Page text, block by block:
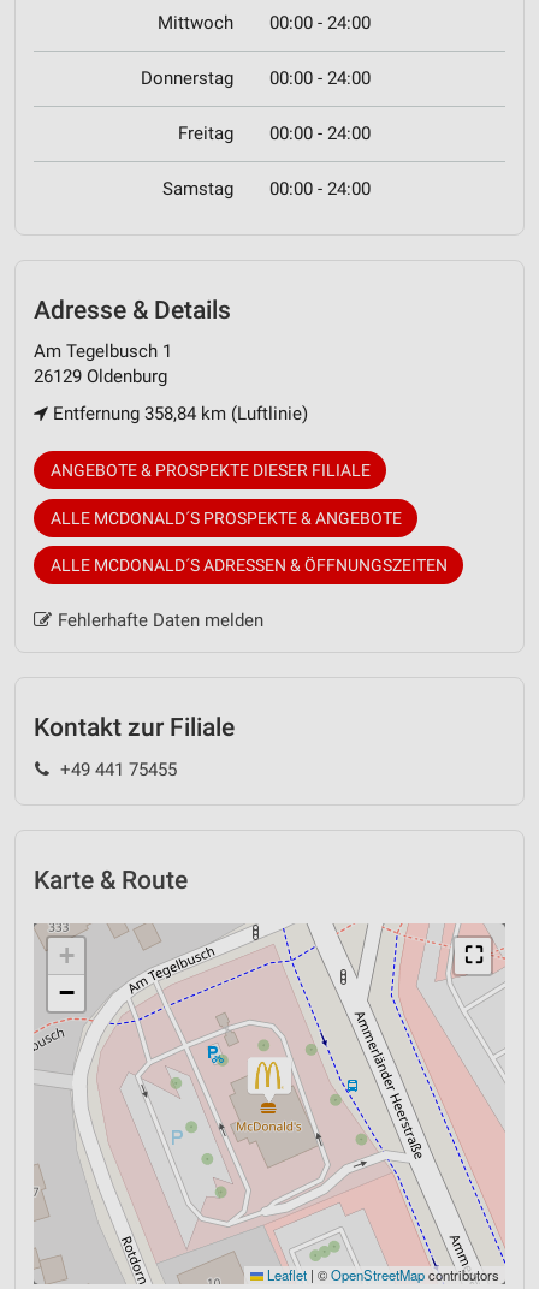
Mittwoch 00:00 - 24:00
Donnerstag 00:00 - 24:00
Freitag 00:00 - 24:00
Samstag 00:00 - 24:00
Adresse & Details
Am Tegelbusch 1
26129 Oldenburg
Entfernung 358,84 km (Luftlinie)
ANGEBOTE & PROSPEKTE DIESER FILIALE
ALLE MCDONALD´S PROSPEKTE & ANGEBOTE
ALLE MCDONALD´S ADRESSEN & ÖFFNUNGSZEITEN
Fehlerhafte Daten melden
Kontakt zur Filiale
+49 441 75455
Karte & Route
⛶
+
−
Leaflet | ©OpenStreetMapcontributors